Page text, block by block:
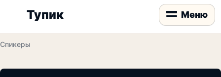
Тупик Меню
Спикеры